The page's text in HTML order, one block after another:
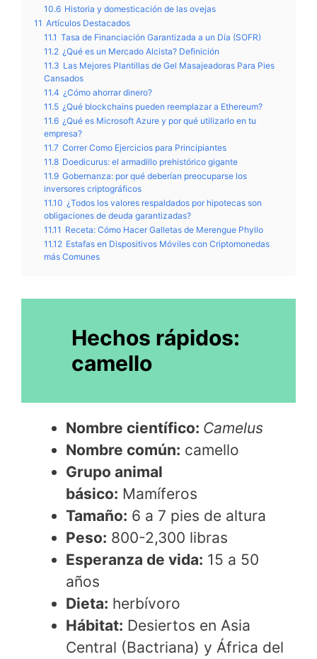
10.6 Historia y domesticación de las ovejas
11 Artículos Destacados
11.1 Tasa de Financiación Garantizada a un Día (SOFR)
11.2 ¿Qué es un Mercado Alcista? Definición
11.3 Las Mejores Plantillas de Gel Masajeadoras Para Pies
Cansados
11.4 ¿Cómo ahorrar dinero?
11.5 ¿Qué blockchains pueden reemplazar a Ethereum?
11.6 ¿Qué es Microsoft Azure y por qué utilizarlo en tu
empresa?
11.7 Correr Como Ejercicios para Principiantes
11.8 Doedicurus: el armadillo prehistórico gigante
11.9 Gobernanza: por qué deberían preocuparse los
inversores criptográficos
11.10 ¿Todos los valores respaldados por hipotecas son
obligaciones de deuda garantizadas?
11.11 Receta: Cómo Hacer Galletas de Merengue Phyllo
11.12 Estafas en Dispositivos Móviles con Criptomonedas
más Comunes
Hechos rápidos:
camello
Nombre científico: Camelus
Nombre común: camello
Grupo animal
básico: Mamíferos
Tamaño: 6 a 7 pies de altura
Peso: 800-2,300 libras
Esperanza de vida: 15 a 50
años
Dieta: herbívoro
Hábitat: Desiertos en Asia
Central (Bactriana) y África del